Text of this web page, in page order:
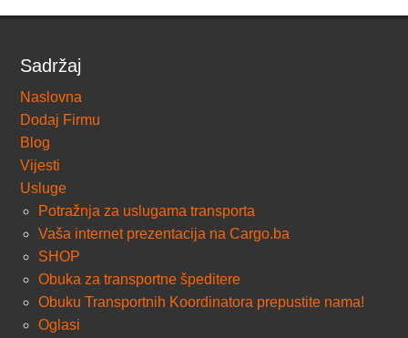
Sadržaj
Naslovna
Dodaj Firmu
Blog
Vijesti
Usluge
Potražnja za uslugama transporta
Vaša internet prezentacija na Cargo.ba
SHOP
Obuka za transportne špeditere
Obuku Transportnih Koordinatora prepustite nama!
Oglasi